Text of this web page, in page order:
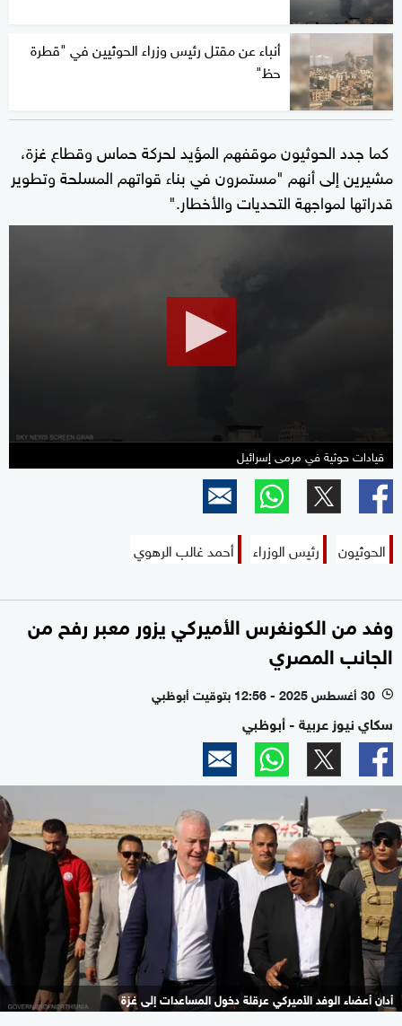
أنباء عن مقتل رئيس وزراء الحوثيين في "قطرة
حظ"
كما جدد الحوثيون موقفهم المؤيد لحركة حماس وقطاع غزة،
مشيرين إلى أنهم "مستمرون في بناء قواتهم المسلحة وتطوير
قدراتها لمواجهة التحديات والأخطار."
قيادات حوثية في مرمى إسرائيل
الحوثيون رئيس الوزراء أحمد غالب الرهوي
وفد من الكونغرس الأميركي يزور معبر رفح من
الجانب المصري
l 30 أغسطس 2025 - 12:56 بتوقيت أبوظبي
سكاي نيوز عربية - أبوظبي
أدان أعضاء الوفد الأميركي عرقلة دخول المساعدات إلى غزة